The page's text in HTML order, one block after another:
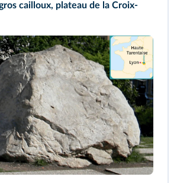
cailloux, plateau de la Croix-
Wikimedia